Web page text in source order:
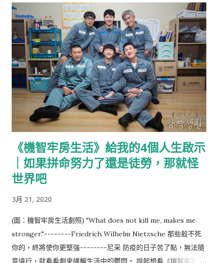
蘆筍脆口，乳白色的松子醬有香甜的椰奶味。 橡子麵 以橡實磨做
粉...
用文藝復興的山邊小村 從札嘎其站搭上往山邊開的社區巴士西區
2(서구2)或西區2-2(서구2-2)往甘川洞文化村，才開到山腰處便能
看見山城聚落那群層層堆疊的彩色積木屋。 藝術與生活共存是甘
川洞文化村最大的特色，也是他最迷人的地方，你不會知道在下
一個轉角拐了彎，是不是就拐進尋常人家的曬衣場，不小心就闖
入別人的日常裡。 說起來這座帶點童話色彩的彩色山城，其實曾
是釜山的難民村，人口密度過高且生活不便，日常採買也非得走
過長長的山路下山。 這裡的屋房大多建於1950年代的韓戰時期，
為當時流離失所的難民以簡易的建材所搭建，還沒有而今俏麗的
姿態，直到2009年的整建才終於改頭換面，成為而今的彩色積木
屋。 Info: https://www.gamcheon.or.kr/ 第一次在電視節目
看到甘川洞文化村，立即被其繽紛的色彩吸引，卻想著自己應該
一輩子也不會踏上釜山，但沒想到有一天，我因為一張海雲台的
照片與釜山少年們而站在這裡。 小王子與同鄉人 對於沒有經過
縝密的規劃、由聚集而生的聚落，路徑複雜是每個舊社區共同的
《機智牢房生活》給我的4個人生啟示
｜如果拼命努力了還是徒勞，那就怪
世界吧
3月 21, 2020
(圖：機智牢房生活劇照) "What does not kill me, makes me
stronger."--------Friedrich Wilhelm Nietzsche 那些殺不死
你的，終將使你更堅強--------尼采 防疫的日子苦了點，無法隨
意遠行，就看看劇來緩解生活中的鬱悶。 說起想看《機智牢房生